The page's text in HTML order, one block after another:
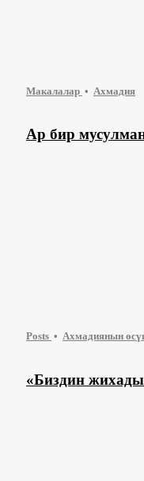
Макалалар Ахмадия
Ар бир
Posts Ахмадиянын
«Биздин